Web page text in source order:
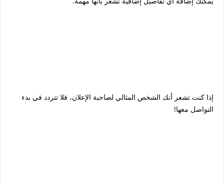
إذا كنت تشعر أنك الشخص المثالي لصاحبة الإعلان، فلا تتردد في بدء
التواصل معها!